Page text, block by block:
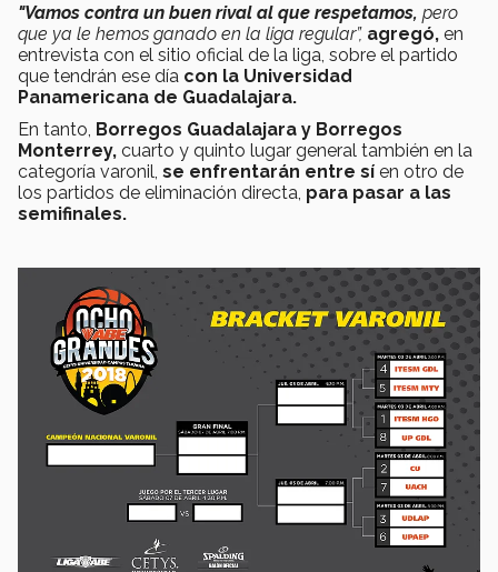
"Vamos contra un buen rival al que respetamos, pero
que ya le hemos ganado en la liga regular”, agregó, en
entrevista con el sitio oficial de la liga, sobre el partido
que tendrán ese día con la Universidad
Panamericana de Guadalajara.
En tanto, Borregos Guadalajara y Borregos
Monterrey, cuarto y quinto lugar general también en la
categoría varonil, se enfrentarán entre sí en otro de
los partidos de eliminación directa, para pasar a las
semifinales.